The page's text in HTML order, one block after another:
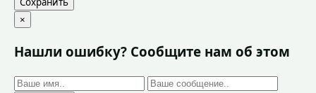
×
Нашли ошибку? Сообщите нам об этом